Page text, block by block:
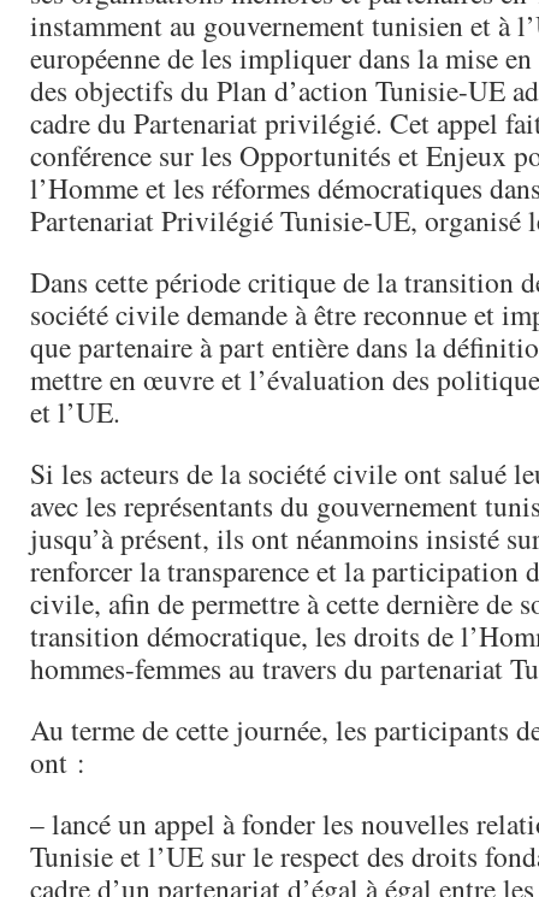
instamment au gouvernement tunisien et à
européenne de les impliquer dans la mise
des objectifs du Plan d’action Tunisie-UE
cadre du Partenariat privilégié. Cet appel
conférence sur les Opportunités et Enjeux
l’Homme et les réformes démocratiques
Partenariat Privilégié Tunisie-UE, organisé
Dans cette période critique de la transition
société civile demande à être reconnue et
que partenaire à part entière dans la
mettre en œuvre et l’évaluation des
et l’UE.
Si les acteurs de la société civile ont salué
avec les représentants du gouvernement
jusqu’à présent, ils ont néanmoins insisté
renforcer la transparence et la participation
civile, afin de permettre à cette dernière de
transition démocratique, les droits de
hommes-femmes au travers du partenariat
Au terme de cette journée, les participants
ont :
– lancé un appel à fonder les nouvelles
Tunisie et l’UE sur le respect des droits
cadre d’un partenariat d’égal à égal entre